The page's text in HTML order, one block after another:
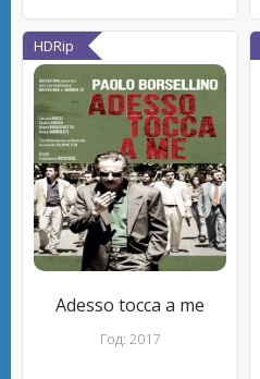
HDRip
Adesso tocca a me
Год: 2017